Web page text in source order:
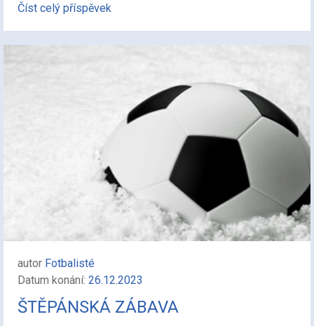
Číst celý příspěvek
autor Fotbalisté
Datum konání: 26.12.2023
ŠTĚPÁNSKÁ ZÁBAVA